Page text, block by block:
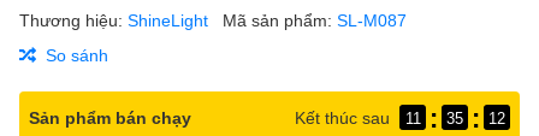
Thương hiệu: ShineLight Mã sản phẩm: SL-M087
So sánh
Sản phẩm bán chạy Kết thúc sau 11 : 35 : 11